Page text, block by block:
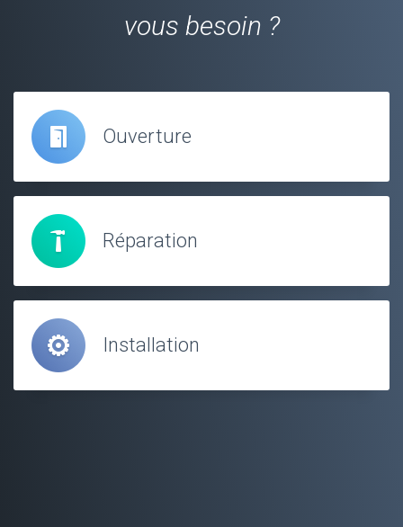
vous besoin ?
Ouverture
Réparation
Installation